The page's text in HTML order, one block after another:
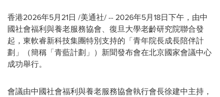
香港2026年5月21日 /美通社/ --2026年5月18日下午，由中
國社會福利與養老服務協會、復旦大學老齡研究院聯合發
起，東軟睿新科技集團特別支持的「青年院長成長陪伴計
劃」（簡稱「青藍計劃」）新聞發布會在北京國家會議中心
成功舉行。
會議由中國社會福利與養老服務協會執行會長徐建中主持，